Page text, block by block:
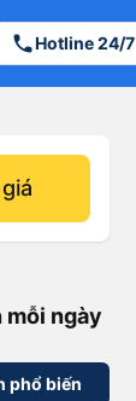
phoneHotline 24/7
mỗi ngày
phổ biến